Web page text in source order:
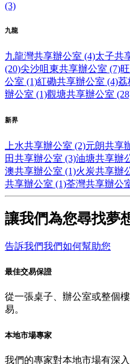
(3)
九龍
九龍灣共享辦公室 (4)太子共
(20)尖沙咀東共享辦公室 (7)
公室 (1)紅磡共享辦公室 (4)荔
辦公室 (1)觀塘共享辦公室
新界
上水共享辦公室 (2)元朗共享
田共享辦公室 (3)油塘共享辦
澳共享辦公室 (1)火炭共享辦
共享辦公室 (1)荃灣共享辦公
讓我們為您尋找夢
告訴我們我們如何幫助您
最佳交易保證
從一張桌子、辦公室或整個
易。
本地市場專家
我們的專家對本地市場有深